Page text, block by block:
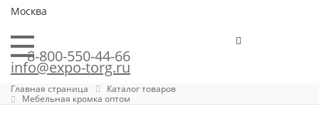
Москва
8-800-550-44-66
info@expo-torg.ru
Главная страница
Каталог товаров
Мебельная кромка оптом